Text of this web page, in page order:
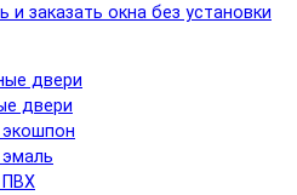
и заказать окна без установки
двери
двери